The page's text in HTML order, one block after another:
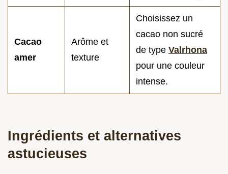
Cacao
amer
Arôme et
texture
Choisissez un
cacao non sucré
de type Valrhona
pour une couleur
intense.
Ingrédients et alternatives
astucieuses